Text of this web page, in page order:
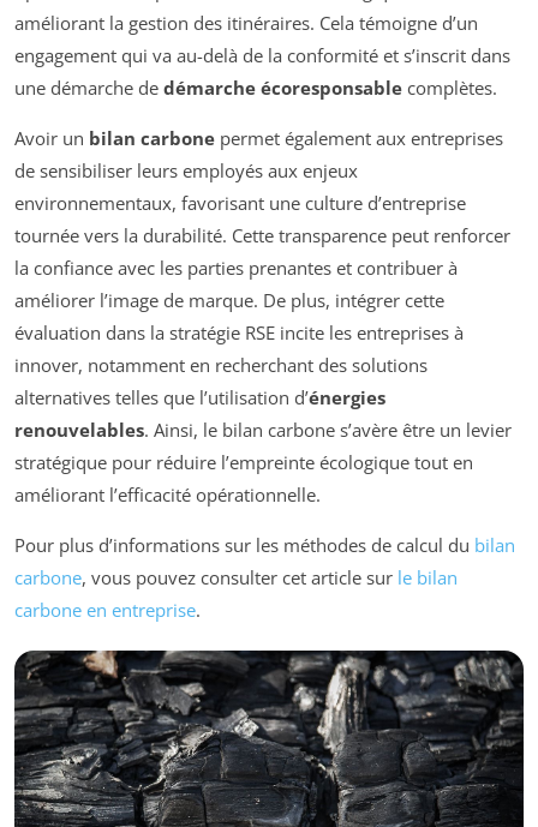
améliorant la gestion des itinéraires. Cela témoigne d’un
engagement qui va au-delà de la conformité et s’inscrit dans
une démarche de démarche écoresponsable complètes.
Avoir un bilan carbone permet également aux entreprises
de sensibiliser leurs employés aux enjeux
environnementaux, favorisant une culture d’entreprise
tournée vers la durabilité. Cette transparence peut renforcer
la confiance avec les parties prenantes et contribuer à
améliorer l’image de marque. De plus, intégrer cette
évaluation dans la stratégie RSE incite les entreprises à
innover, notamment en recherchant des solutions
alternatives telles que l’utilisation d’énergies
renouvelables. Ainsi, le bilan carbone s’avère être un levier
stratégique pour réduire l’empreinte écologique tout en
améliorant l’efficacité opérationnelle.
Pour plus d’informations sur les méthodes de calcul du bilan
carbone, vous pouvez consulter cet article sur le bilan
carbone en entreprise.